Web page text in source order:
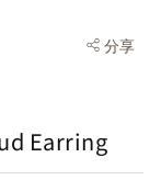
分享
Earring